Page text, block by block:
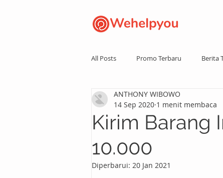
All Posts Promo Terbaru Berita
Kirim Barang
10.000
ANTHONY WIBOWO
14 Sep 2020 1 menit membaca
Diperbarui: 20 Jan 2021